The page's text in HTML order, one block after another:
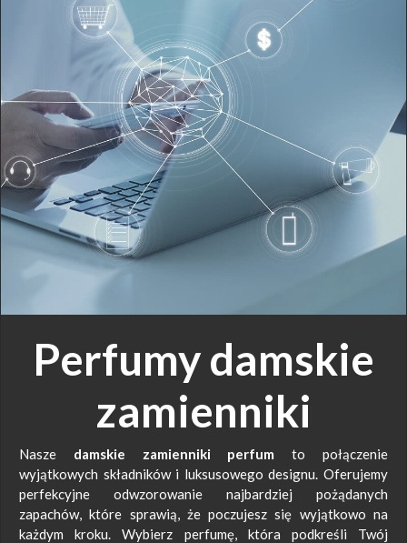
Perfumy damskie
zamienniki
Nasze damskie zamienniki perfum to połączenie
wyjątkowych składników i luksusowego designu. Oferujemy
perfekcyjne odwzorowanie najbardziej pożądanych
zapachów, które sprawią, że poczujesz się wyjątkowo na
każdym kroku. Wybierz perfumę, która podkreśli Twój